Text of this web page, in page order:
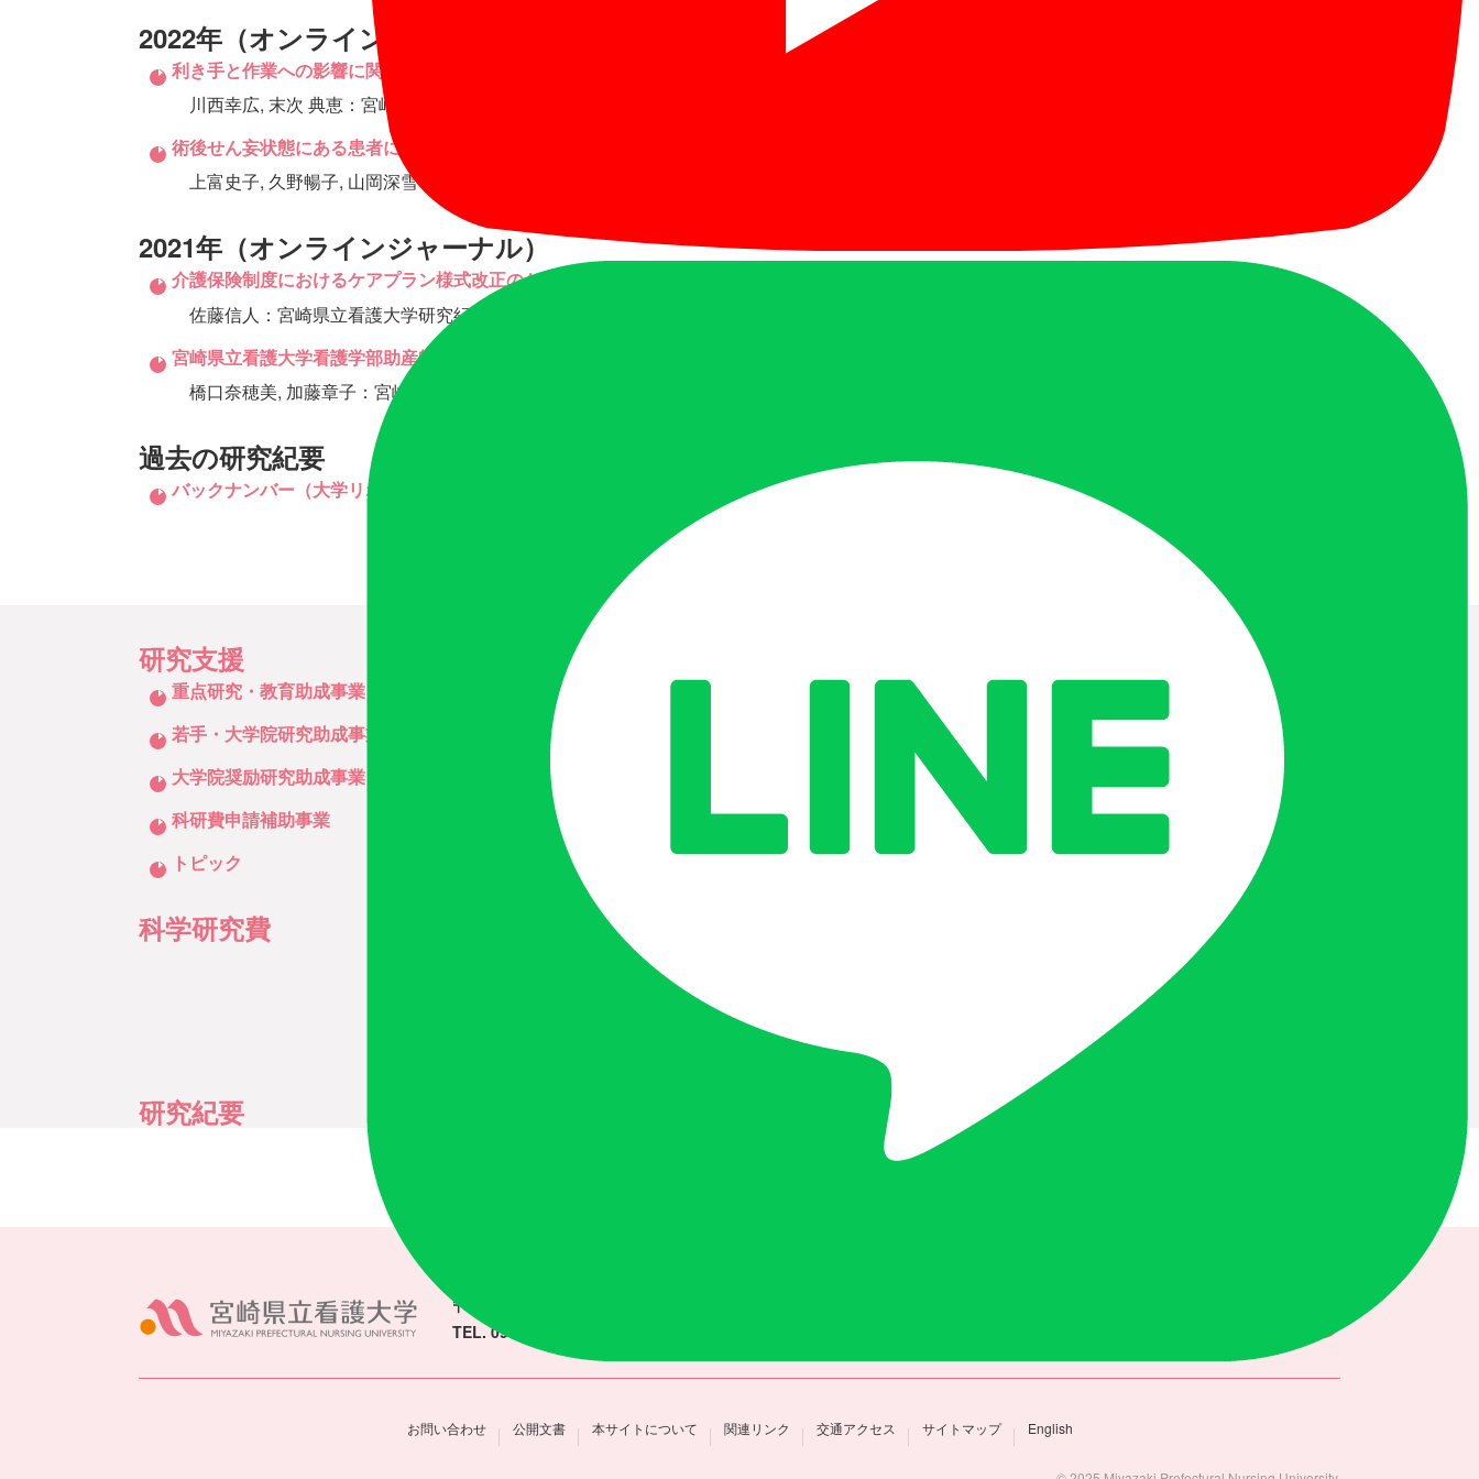
2022年（オンラインジャーナル）
利き手と作業への影響に関する文献検討－左手利き者への看護技術習得支援の考察－ ​
川西幸広, 末次 典恵：宮崎県立看護大学研究紀要 23(2), 1-9, 2022.
術後せん妄状態にある患者に対する中堅看護師の臨床判断に関与する思考の構造 ​
上富史子, 久野暢子, 山岡深雪：宮崎県立看護大学研究紀要 23(1), 1-20, 2022.
2021年（オンラインジャーナル）
介護保険制度におけるケアプラン様式改正のケアマネジメントへの影響
佐藤信人：宮崎県立看護大学研究紀要 22(2), 1-11, 2021.
宮崎県立看護大学看護学部助産師課程を選択した卒業生の動向調査
橋口奈穂美, 加藤章子：宮崎県立看護大学研究紀要 22(1), 1-10, 2021.​
過去の研究紀要
バックナンバー（大学リポジトリ）
研究支援
クリックしてリストを開く
重点研究・教育助成事業
若手・大学院研究助成事業
大学院奨励研究助成事業
科研費申請補助事業
トピック
科学研究費
年度ごとの業績一覧
研究紀要 公的研究費・研究活動の不正防止への取組
〒880-0929
TEL. 0985-59-7700
お問い合わせ 公開文書 本サイトについて 関連リンク 交通アクセス サイトマップ English